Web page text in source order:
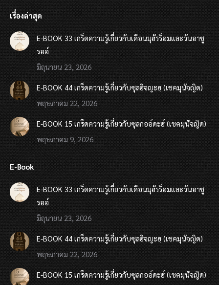
เรื่องล่าสุด
E-BOOK 33 เกร็ดความรู้เกี่ยวกับเดือนมุฮัรร็อมและวันอาชู
รออ์
มิถุนายน 23, 2026
E-BOOK 44 เกร็ดความรู้เกี่ยวกับซุลฮิจญะฮฺ (เชคมุนัจญิด)
พฤษภาคม 22, 2026
E-BOOK 15 เกร็ดความรู้เกี่ยวกับซุลกออ์ดะฮ์ (เชคมุนัจญิด)
พฤษภาคม 9, 2026
E-Book
E-BOOK 33 เกร็ดความรู้เกี่ยวกับเดือนมุฮัรร็อมและวันอาชู
รออ์
มิถุนายน 23, 2026
E-BOOK 44 เกร็ดความรู้เกี่ยวกับซุลฮิจญะฮฺ (เชคมุนัจญิด)
พฤษภาคม 22, 2026
E-BOOK 15 เกร็ดความรู้เกี่ยวกับซุลกออ์ดะฮ์ (เชคมุนัจญิด)